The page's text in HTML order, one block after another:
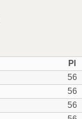
Pl
56
56
56